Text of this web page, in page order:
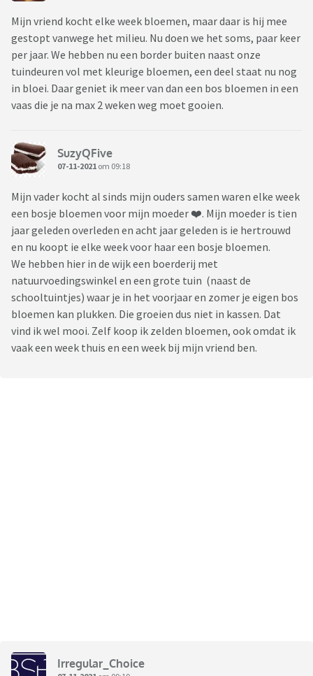
Mijn vriend kocht elke week bloemen, maar daar is hij mee
gestopt vanwege het milieu. Nu doen we het soms, paar keer
per jaar. We hebben nu een border buiten naast onze
tuindeuren vol met kleurige bloemen, een deel staat nu nog
in bloei. Daar geniet ik meer van dan een bos bloemen in een
vaas die je na max 2 weken weg moet gooien.
SuzyQFive
07-11-2021 om 09:18
Mijn vader kocht al sinds mijn ouders samen waren elke week
een bosje bloemen voor mijn moeder ❤️. Mijn moeder is tien
jaar geleden overleden en acht jaar geleden is ie hertrouwd
en nu koopt ie elke week voor haar een bosje bloemen.
We hebben hier in de wijk een boerderij met
natuurvoedingswinkel en een grote tuin (naast de
schooltuintjes) waar je in het voorjaar en zomer je eigen bos
bloemen kan plukken. Die groeien dus niet in kassen. Dat
vind ik wel mooi. Zelf koop ik zelden bloemen, ook omdat ik
vaak een week thuis en een week bij mijn vriend ben.
Irregular_Choice